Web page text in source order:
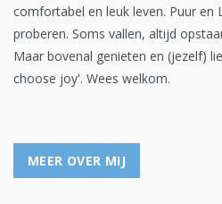
comfortabel en leuk leven. Puur en
proberen. Soms vallen, altijd
Maar bovenal genieten en (jezelf)
choose joy'. Wees welkom.
MEER OVER MIJ